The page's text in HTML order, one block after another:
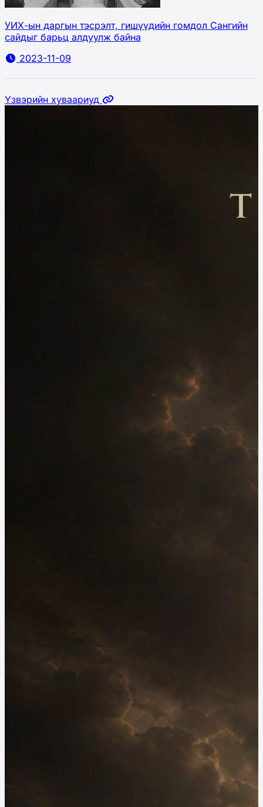
УИХ-ын даргын тэсрэлт, гишүүдийн гомдол Сангийн
сайдыг барьц алдуулж байна
2023-11-09
Үзвэрийн хуваариуд